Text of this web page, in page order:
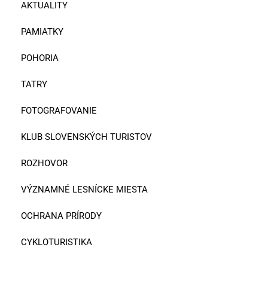
AKTUALITY
PAMIATKY
POHORIA
TATRY
FOTOGRAFOVANIE
KLUB SLOVENSKÝCH TURISTOV
ROZHOVOR
VÝZNAMNÉ LESNÍCKE MIESTA
OCHRANA PRÍRODY
CYKLOTURISTIKA